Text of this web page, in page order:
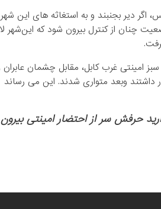
اگر دیر بجنبند و به استغاثه های این
چنان از کنترل بیرون شود که این‌شهر
امینتی غرب کابل، مقابل چشمان
وبعد متواری شدند. این می رساند
حرفش سر از احتضار امینتی